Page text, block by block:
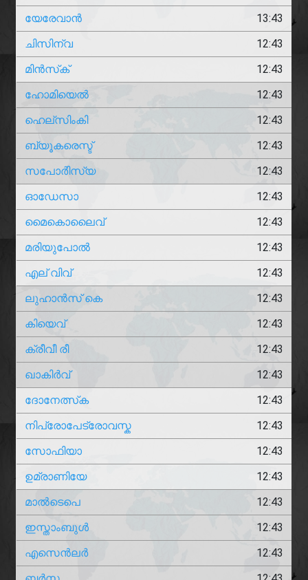
യേരേവാൻ
13:43
ചിസിന്വ
12:43
മിൻസ്‌ക്
12:43
ഹോമിയെൽ
12:43
ഹെല്സിംകി
12:43
ബ്യൂകരെസ്ട്
12:43
സപോർിസ്യ
12:43
ഓഡേസാ
12:43
മൈകൊലൈവ്
12:43
മരിയുപോൽ
12:43
എല് വിവ്
12:43
ലുഹാൻസ് കെ
12:43
കിയെവ്
12:43
ക്രീവീ രീ
12:43
ഖാകിർവ്
12:43
ദോനേത്സ്ക
12:43
നിപ്രോപേട്രോവസ്ക
12:43
സോഫിയാ
12:43
ഉമ്രാണിയേ
12:43
മാൽടെപെ
12:43
ഇസ്താംബുൾ
12:43
എസെൻലർ
12:43